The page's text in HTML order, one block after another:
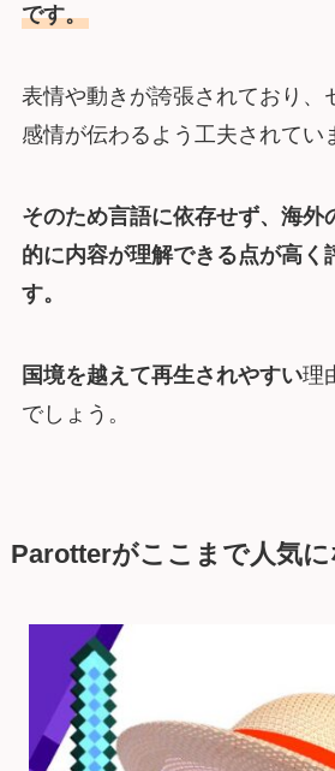
です。
表情や動きが誇張されており、
感情が伝わるよう工夫されてい
そのため言語に依存せず、海外
的に内容が理解できる点が高く
す。
国境を越えて再生されやすい理
でしょう。
Parotterがここまで人気